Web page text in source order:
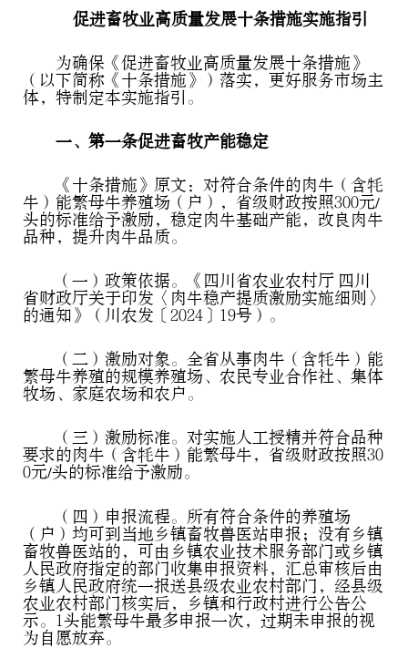
促进畜牧业高质量发展十条措施实施指引
为确保《促进畜牧业高质量发展十条措施》
（以下简称《十条措施》）落实，更好服务市场主
体，特制定本实施指引。
一、第一条促进畜牧产能稳定
《十条措施》原文：对符合条件的肉牛（含牦
牛）能繁母牛养殖场（户），省级财政按照300元/
头的标准给予激励，稳定肉牛基础产能，改良肉牛
品种，提升肉牛品质。
（一）政策依据。《四川省农业农村厅 四川
省财政厅关于印发〈肉牛稳产提质激励实施细则〉
的通知》（川农发〔2024〕19号）。
（二）激励对象。全省从事肉牛（含牦牛）能
繁母牛养殖的规模养殖场、农民专业合作社、集体
牧场、家庭农场和农户。
（三）激励标准。对实施人工授精并符合品种
要求的肉牛（含牦牛）能繁母牛，省级财政按照30
0元/头的标准给予激励。
（四）申报流程。所有符合条件的养殖场
（户）均可到当地乡镇畜牧兽医站申报；没有乡镇
畜牧兽医站的，可由乡镇农业技术服务部门或乡镇
人民政府指定的部门收集申报资料，汇总审核后由
乡镇人民政府统一报送县级农业农村部门，经县级
农业农村部门核实后，乡镇和行政村进行公告公
示。1头能繁母牛最多申报一次，过期未申报的视
为自愿放弃。